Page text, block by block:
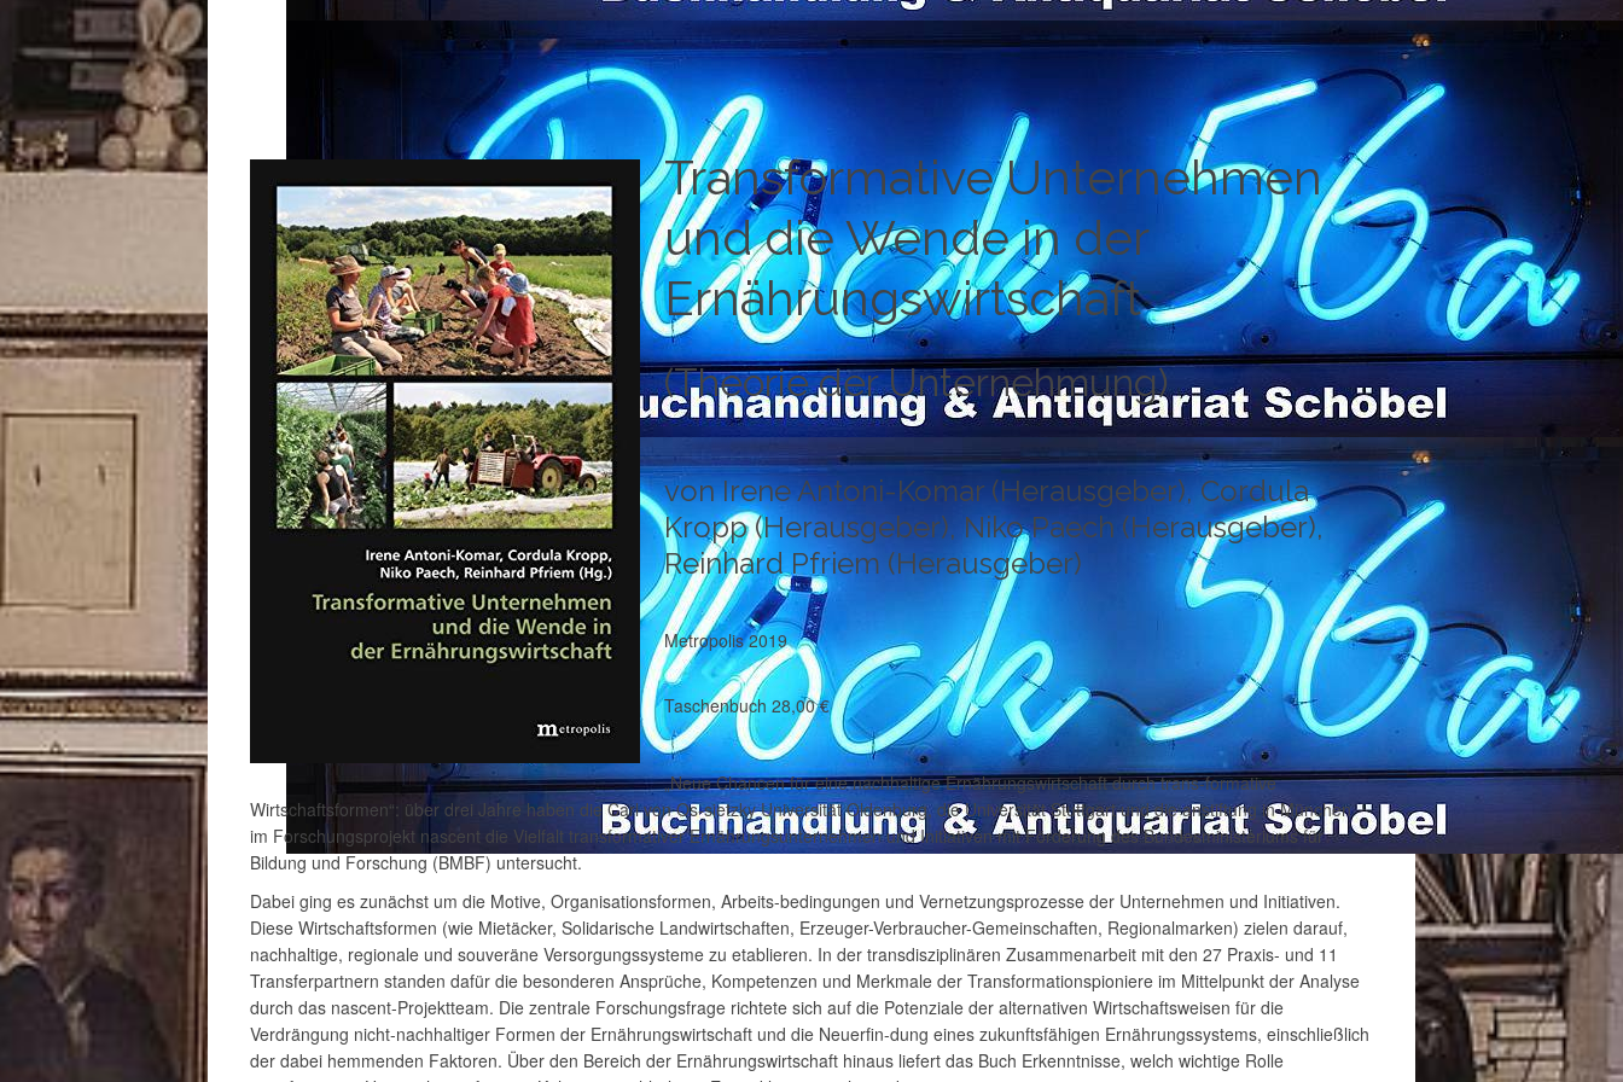
Transformative Unternehmen
und die Wende in der
Ernährungswirtschaft
(Theorie der Unternehmung)
von Irene Antoni-Komar (Herausgeber), Cordula
Kropp (Herausgeber), Niko Paech (Herausgeber),
Reinhard Pfriem (Herausgeber)
Metropolis 2019
Taschenbuch 28,00 €
„Neue Chancen für eine nachhaltige Ernährungswirtschaft durch trans-formative
Wirtschaftsformen“: über drei Jahre haben die Carl von Os-sietzky Universität Oldenburg, die Universität Stuttgart und die anstiftung in München
im Forschungsprojekt nascent die Vielfalt transformativer Ernährungsunternehmen und Initiativen mit Förderung des Bundesministeriums für
Bildung und Forschung (BMBF) untersucht.
Dabei ging es zunächst um die Motive, Organisationsformen, Arbeits-bedingungen und Vernetzungsprozesse der Unternehmen und Initiativen.
Diese Wirtschaftsformen (wie Mietäcker, Solidarische Landwirtschaften, Erzeuger-Verbraucher-Gemeinschaften, Regionalmarken) zielen darauf,
nachhaltige, regionale und souveräne Versorgungssysteme zu etablieren. In der transdisziplinären Zusammenarbeit mit den 27 Praxis- und 11
Transferpartnern standen dafür die besonderen Ansprüche, Kompetenzen und Merkmale der Transformationspioniere im Mittelpunkt der Analyse
durch das nascent-Projektteam. Die zentrale Forschungsfrage richtete sich auf die Potenziale der alternativen Wirtschaftsweisen für die
Verdrängung nicht-nachhaltiger Formen der Ernährungswirtschaft und die Neuerfin-dung eines zukunftsfähigen Ernährungssystems, einschließlich
der dabei hemmenden Faktoren. Über den Bereich der Ernährungswirtschaft hinaus liefert das Buch Erkenntnisse, welch wichtige Rolle